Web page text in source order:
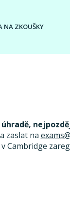
NA ZKOUŠKY
zaslat na
Cambridge